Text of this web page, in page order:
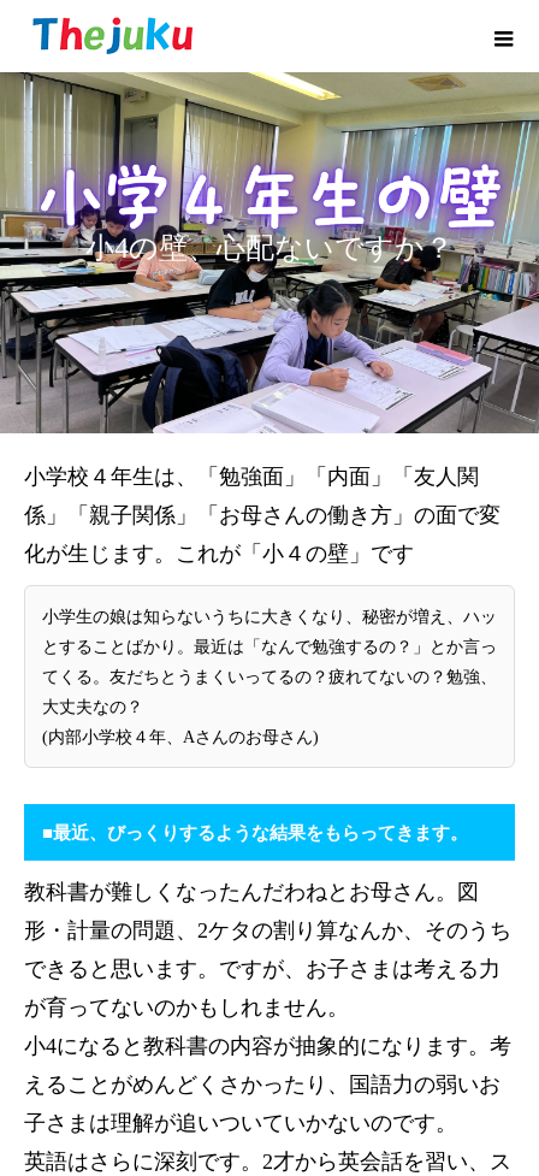
小4の壁、心配ないですか？
小学校４年生は、「勉強面」「内面」「友人関
係」「親子関係」「お母さんの働き方」の面で変
化が生じます。これが「小４の壁」です
小学生の娘は知らないうちに大きくなり、秘密が増え、ハッ
とすることばかり。最近は「なんで勉強するの？」とか言っ
てくる。友だちとうまくいってるの？疲れてないの？勉強、
大丈夫なの？
(内部小学校４年、Aさんのお母さん)
■最近、びっくりするような結果をもらってきます。
教科書が難しくなったんだわねとお母さん。図
形・計量の問題、2ケタの割り算なんか、そのうち
できると思います。ですが、お子さまは考える力
が育ってないのかもしれません。
小4になると教科書の内容が抽象的になります。考
えることがめんどくさかったり、国語力の弱いお
子さまは理解が追いついていかないのです。
英語はさらに深刻です。2才から英会話を習い、ス